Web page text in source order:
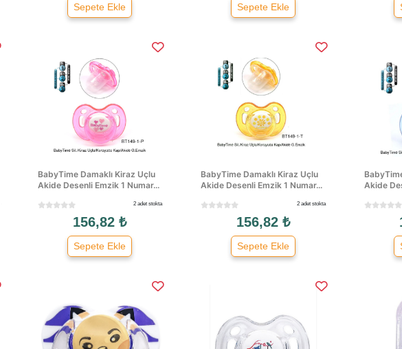
Sepete Ekle Sepete Ekle
BabyTime Damaklı Kiraz Uçlu
Akide Desenli Emzik 1 Numar...
2 adet stokta
156,82 ₺
Sepete Ekle
BabyTime Damaklı Kiraz Uçlu
Akide Desenli Emzik 1 Numar...
2 adet stokta
156,82 ₺
Sepete Ekle
Akide